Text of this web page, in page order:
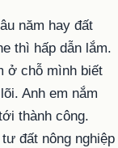
năm hay đất
thì hấp dẫn lắm.
ở chỗ mình biết
Anh em nắm
thành công.